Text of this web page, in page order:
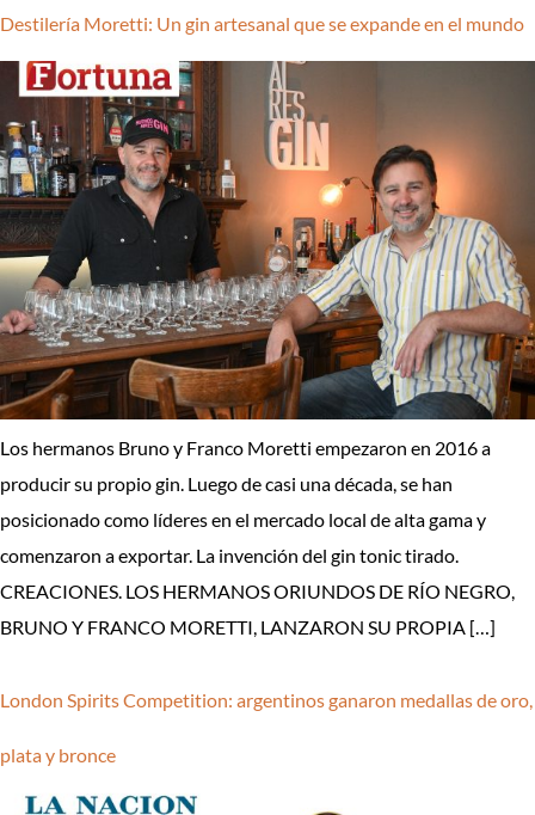
Destilería Moretti: Un gin artesanal que se expande en el mundo
Los hermanos Bruno y Franco Moretti empezaron en 2016 a
producir su propio gin. Luego de casi una década, se han
posicionado como líderes en el mercado local de alta gama y
comenzaron a exportar. La invención del gin tonic tirado.
CREACIONES. LOS HERMANOS ORIUNDOS DE RÍO NEGRO,
BRUNO Y FRANCO MORETTI, LANZARON SU PROPIA […]
London Spirits Competition: argentinos ganaron medallas de oro,
plata y bronce